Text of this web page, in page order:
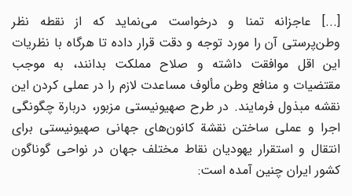
[...] عاجزانه تمنا و درخواست می‌نماید که از نقطه نظر
وطن‌پرستی آن را مورد توجه و دقت قرار داده تا هرگاه با نظریات
این اقل موافقت داشته و صلاح مملکت بدانند، به موجب
مقتضیات و منافع وطن مألوف مساعدت لازم را در عملی کردن این
نقشه مبذول فرمایند. در طرح صهیونیستی مزبور، دربارة چگونگی
اجرا و عملی ساختن نقشة کانون‌های جهانی صهیونیستی برای
انتقال و استقرار یهودیان نقاط مختلف جهان در نواحی گوناگون
کشور ایران چنین آمده است: